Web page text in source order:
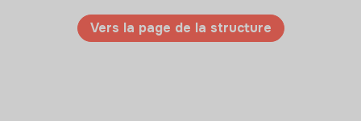
Vers la page de la structure